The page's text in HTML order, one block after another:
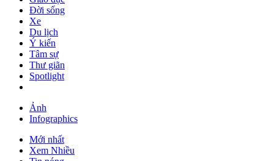
Đời sống
Xe
Du lịch
Ý kiến
Tâm sự
Thư giãn
Spotlight
Ảnh
Infographics
Mới nhất
Xem Nhiều